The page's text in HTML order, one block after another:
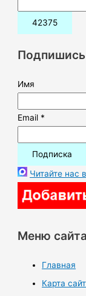
и
:Подпишись
Имя
Email *
Читайте нас
Меню сайта
Главная
Карта